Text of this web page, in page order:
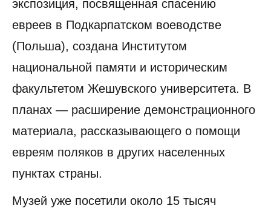
экспозиция, посвященная спасению
евреев в Подкарпатском воеводстве
(Польша), создана Институтом
национальной памяти и историческим
факультетом Жешувского университета. В
планах — расширение демонстрационного
материала, рассказывающего о помощи
евреям поляков в других населенных
пунктах страны.
Музей уже посетили около 15 тысяч